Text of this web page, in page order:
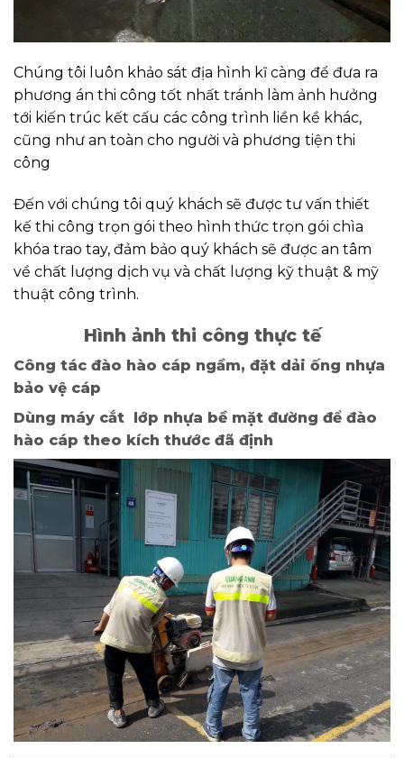
Chúng tôi luôn khảo sát địa hình kĩ càng để đưa ra
phương án thi công tốt nhất tránh làm ảnh hưởng
tới kiến trúc kết cấu các công trình liền kề khác,
cũng như an toàn cho người và phương tiện thi
công
Đến với chúng tôi quý khách sẽ được tư vấn thiết
kế thi công trọn gói theo hình thức trọn gói chìa
khóa trao tay, đảm bảo quý khách sẽ được an tâm
về chất lượng dịch vụ và chất lượng kỹ thuật & mỹ
thuật công trình.
Hình ảnh thi công thực tế
Công tác đào hào cáp ngầm, đặt dải ống nhựa
bảo vệ cáp
Dùng máy cắt lớp nhựa bề mặt đường để đào
hào cáp theo kích thước đã định